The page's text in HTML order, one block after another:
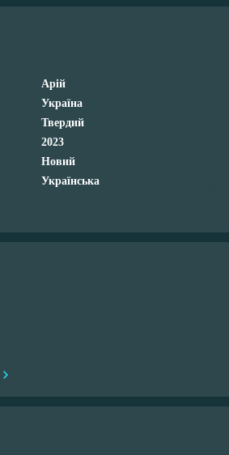
Арій
Україна
Твердий
2023
Новий
Українська